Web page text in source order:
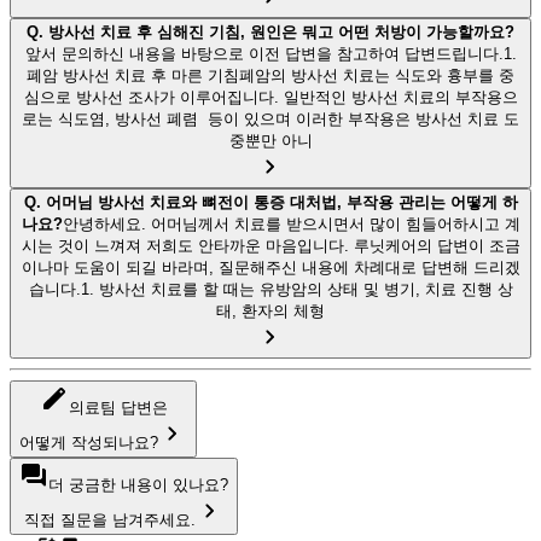
Q. 방사선 치료 후 심해진 기침, 원인은 뭐고 어떤 처방이 가능할까요?
앞서 문의하신 내용을 바탕으로 이전 답변을 참고하여 답변드립니다.1.
폐암 방사선 치료 후 마른 기침폐암의 방사선 치료는 식도와 흉부를 중
심으로 방사선 조사가 이루어집니다. 일반적인 방사선 치료의 부작용으
로는 식도염, 방사선 폐렴 등이 있으며 이러한 부작용은 방사선 치료 도
중뿐만 아니
Q. 어머님 방사선 치료와 뼈전이 통증 대처법, 부작용 관리는 어떻게 하
나요?안녕하세요. 어머님께서 치료를 받으시면서 많이 힘들어하시고 계
시는 것이 느껴져 저희도 안타까운 마음입니다. 루닛케어의 답변이 조금
이나마 도움이 되길 바라며, 질문해주신 내용에 차례대로 답변해 드리겠
습니다.1. 방사선 치료를 할 때는 유방암의 상태 및 병기, 치료 진행 상
태, 환자의 체형
의료팀 답변은
어떻게 작성되나요?
더 궁금한 내용이 있나요?
직접 질문을 남겨주세요.